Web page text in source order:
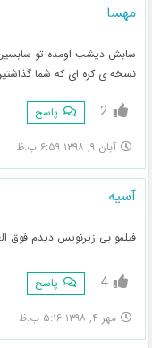
مهسا
سابش دیشب اومده تو سابسین
نسخه ی کره ای که شما
2 پاسخ
آبان ۹, ۱۳۹۸ ۶:۵۹ ب.ظ
آسیه
فیلمو بی زیرنویس دیدم فوق
4 پاسخ
مهر ۴, ۱۳۹۸ ۵:۱۶ ب.ظ